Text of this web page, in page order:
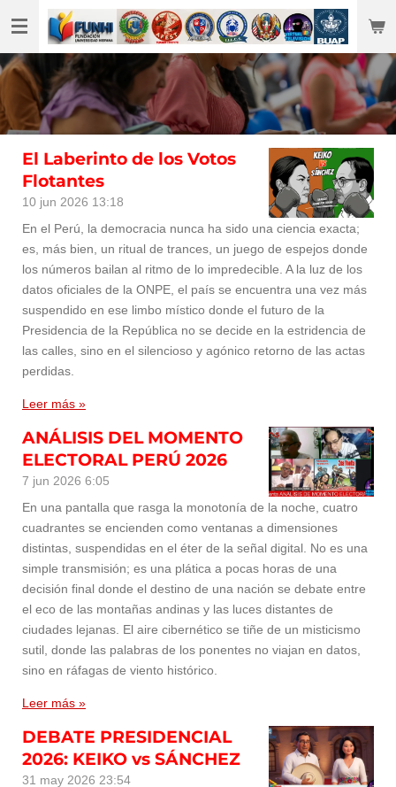
Ir
al
contenido
principal
El Laberinto de los Votos
Flotantes
10 jun 2026 13:18
En el Perú, la democracia nunca ha sido una ciencia exacta;
es, más bien, un ritual de trances, un juego de espejos donde
los números bailan al ritmo de lo impredecible. A la luz de los
datos oficiales de la ONPE, el país se encuentra una vez más
suspendido en ese limbo místico donde el futuro de la
Presidencia de la República no se decide en la estridencia de
las calles, sino en el silencioso y agónico retorno de las actas
perdidas.
Leer más »
ANÁLISIS DEL MOMENTO
ELECTORAL PERÚ 2026
7 jun 2026 6:05
En una pantalla que rasga la monotonía de la noche, cuatro
cuadrantes se encienden como ventanas a dimensiones
distintas, suspendidas en el éter de la señal digital. No es una
simple transmisión; es una plática a pocas horas de una
decisión final donde el destino de una nación se debate entre
el eco de las montañas andinas y las luces distantes de
ciudades lejanas. El aire cibernético se tiñe de un misticismo
sutil, donde las palabras de los ponentes no viajan en datos,
sino en ráfagas de viento histórico.
Leer más »
DEBATE PRESIDENCIAL
2026: KEIKO vs SÁNCHEZ
31 may 2026 23:54